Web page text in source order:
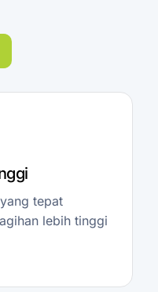
tepat
lebih tinggi